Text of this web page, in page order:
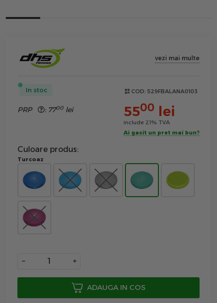
vezi mai multe
In stoc COD: 529FBALANA0103
PRP : 7700 lei 5500 lei
include 21% TVA
Ai gasit un pret mai bun?
Culoare produs:
Turcoaz
− +
ADAUGA IN COS